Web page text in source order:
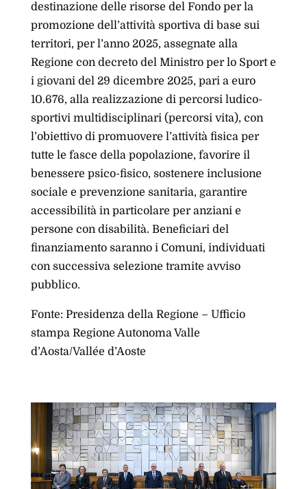
destinazione delle risorse del Fondo per la
promozione dell’attività sportiva di base sui
territori, per l’anno 2025, assegnate alla
Regione con decreto del Ministro per lo Sport e
i giovani del 29 dicembre 2025, pari a euro
10.676, alla realizzazione di percorsi ludico-
sportivi multidisciplinari (percorsi vita), con
l’obiettivo di promuovere l’attività fisica per
tutte le fasce della popolazione, favorire il
benessere psico-fisico, sostenere inclusione
sociale e prevenzione sanitaria, garantire
accessibilità in particolare per anziani e
persone con disabilità. Beneficiari del
finanziamento saranno i Comuni, individuati
con successiva selezione tramite avviso
pubblico.
Fonte: Presidenza della Regione – Ufficio
stampa Regione Autonoma Valle
d’Aosta/Vallée d’Aoste